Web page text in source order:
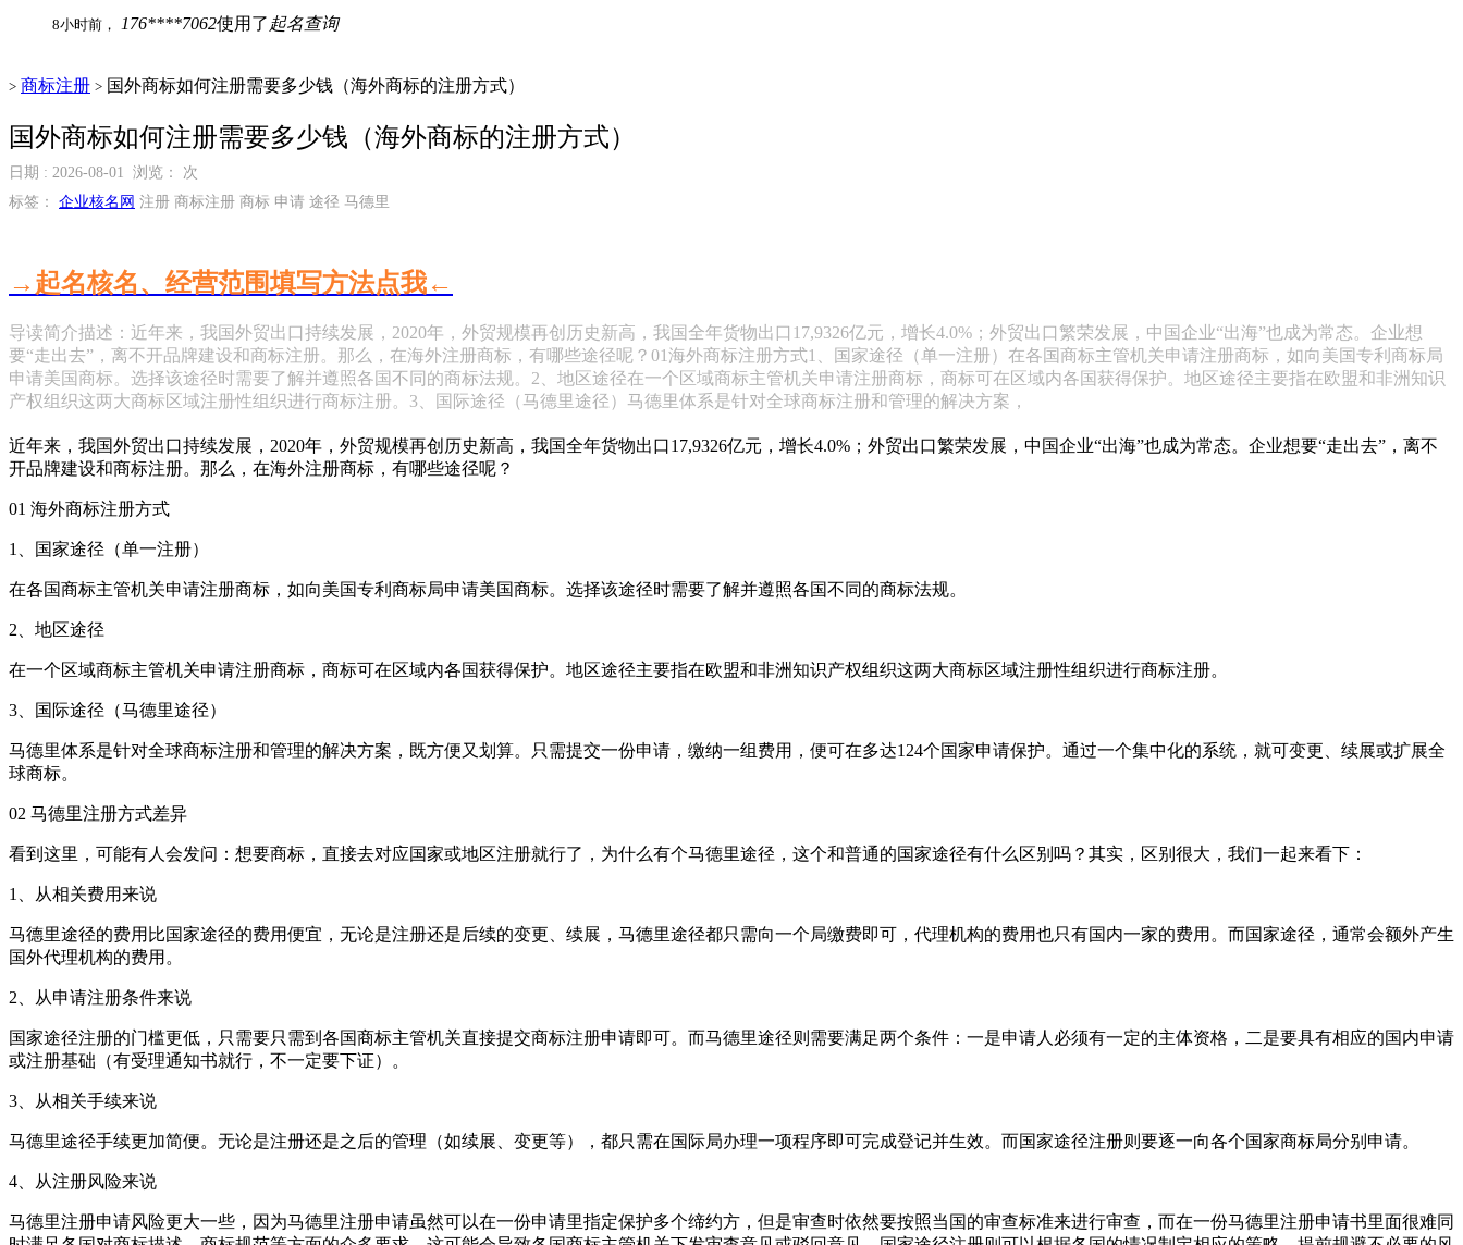
8小时前， 176****7062使用了 起名查询
> 商标注册 > 国外商标如何注册需要多少钱（海外商标的注册方式）
国外商标如何注册需要多少钱（海外商标的注册方式）
日期 : 2026-08-01 浏览：
次
标签： 企业核名网 注册 商标注册 商标 申请 途径 马德里
→起名核名、经营范围填写方法点我←
导读简介描述：近年来，我国外贸出口持续发展，2020年，外贸规模再创历史新高，我国全年货物出口17,9326亿元，增长4.0%；外贸出口繁荣发展，中国企业“出海”也成为常态。企业想
要“走出去”，离不开品牌建设和商标注册。那么，在海外注册商标，有哪些途径呢？01海外商标注册方式1、国家途径（单一注册）在各国商标主管机关申请注册商标，如向美国专利商标局
申请美国商标。选择该途径时需要了解并遵照各国不同的商标法规。2、地区途径在一个区域商标主管机关申请注册商标，商标可在区域内各国获得保护。地区途径主要指在欧盟和非洲知识
产权组织这两大商标区域注册性组织进行商标注册。3、国际途径（马德里途径）马德里体系是针对全球商标注册和管理的解决方案，
近年来，我国外贸出口持续发展，2020年，外贸规模再创历史新高，我国全年货物出口17,9326亿元，增长4.0%；外贸出口繁荣发展，中国企业“出海”也成为常态。企业想要“走出去”，离不
开品牌建设和商标注册。那么，在海外注册商标，有哪些途径呢？
01 海外商标注册方式
1、国家途径（单一注册）
在各国商标主管机关申请注册商标，如向美国专利商标局申请美国商标。选择该途径时需要了解并遵照各国不同的商标法规。
2、地区途径
在一个区域商标主管机关申请注册商标，商标可在区域内各国获得保护。地区途径主要指在欧盟和非洲知识产权组织这两大商标区域注册性组织进行商标注册。
3、国际途径（马德里途径）
马德里体系是针对全球商标注册和管理的解决方案，既方便又划算。只需提交一份申请，缴纳一组费用，便可在多达124个国家申请保护。通过一个集中化的系统，就可变更、续展或扩展全
球商标。
02 马德里注册方式差异
看到这里，可能有人会发问：想要商标，直接去对应国家或地区注册就行了，为什么有个马德里途径，这个和普通的国家途径有什么区别吗？其实，区别很大，我们一起来看下：
1、从相关费用来说
马德里途径的费用比国家途径的费用便宜，无论是注册还是后续的变更、续展，马德里途径都只需向一个局缴费即可，代理机构的费用也只有国内一家的费用。而国家途径，通常会额外产生
国外代理机构的费用。
2、从申请注册条件来说
国家途径注册的门槛更低，只需要只需到各国商标主管机关直接提交商标注册申请即可。而马德里途径则需要满足两个条件：一是申请人必须有一定的主体资格，二是要具有相应的国内申请
或注册基础（有受理通知书就行，不一定要下证）。
3、从相关手续来说
马德里途径手续更加简便。无论是注册还是之后的管理（如续展、变更等），都只需在国际局办理一项程序即可完成登记并生效。而国家途径注册则要逐一向各个国家商标局分别申请。
4、从注册风险来说
马德里注册申请风险更大一些，因为马德里注册申请虽然可以在一份申请里指定保护多个缔约方，但是审查时依然要按照当国的审查标准来进行审查，而在一份马德里注册申请书里面很难同